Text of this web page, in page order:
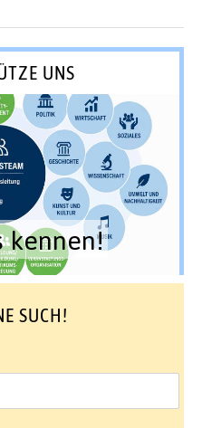
UNS
kennen!
SUCH!